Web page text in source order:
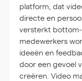
platform, dat
directe en
versterkt
medewerkers
ideeën en
door een gevoel
creëren. Video